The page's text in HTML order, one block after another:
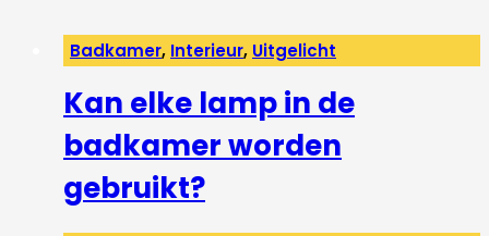
Badkamer, Interieur, Uitgelicht
Kan elke lamp in de
badkamer worden
gebruikt?